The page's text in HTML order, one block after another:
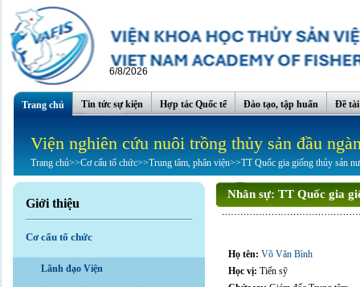
6/8/2026
Trang chủ Tin tức sự kiện Hợp tác Quốc tế Đào tạo, tập huấn Đề
Viện nghiên cứu nuôi trồng thủy sản đầu
Trang chủ>>Cơ cấu tổ chức>>Trung tâm, phân viện>>TT Quốc gia giống thủy sản
Giới thiệu
Cơ cấu tổ chức
Lãnh đạo Viện
Nhân sự: TT Quốc gia
Họ tên: Võ Văn Bình
Học vị: Tiến sỹ